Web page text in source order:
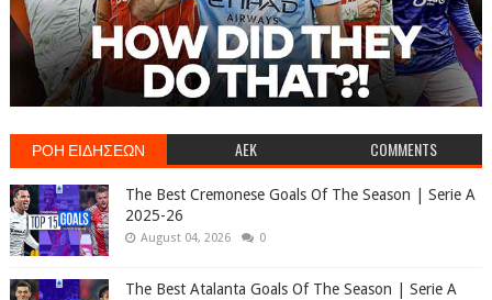
ΡΟΗ ΕΙΔΗΣΕΩΝ AEK COMMENTS
The Best Cremonese Goals Of The Season | Serie A
2025-26
August 04, 2026 0
The Best Atalanta Goals Of The Season | Serie A